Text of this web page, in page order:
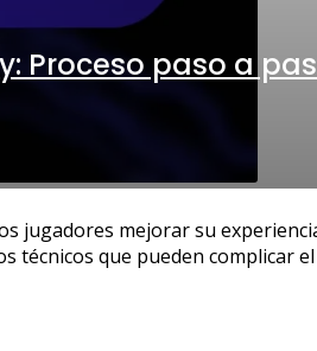
Proceso paso a
jugadores mejorar su
que pueden complicar